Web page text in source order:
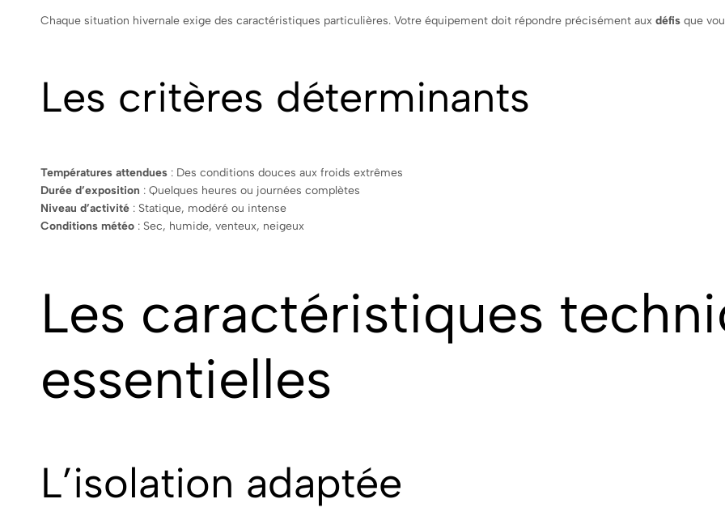
Chaque situation hivernale exige des caractéristiques particulières. Votre équipement doit répondre précisément aux défis que
Les critères déterminants
Températures attendues : Des conditions douces aux froids extrêmes
Durée d’exposition : Quelques heures ou journées complètes
Niveau d’activité : Statique, modéré ou intense
Conditions météo : Sec, humide, venteux, neigeux
Les caractéristiques
essentielles
L’isolation adaptée